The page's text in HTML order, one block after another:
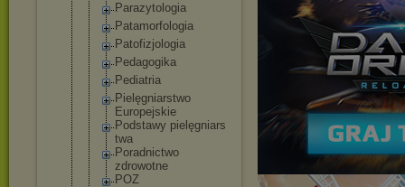
Parazytologia
Patamorfologia
Patofizjologia
Pedagogika
Pediatria
Pielęgniarstwo
Europejskie
Podstawy pielęgniars
twa
Poradnictwo
zdrowotne
POZ